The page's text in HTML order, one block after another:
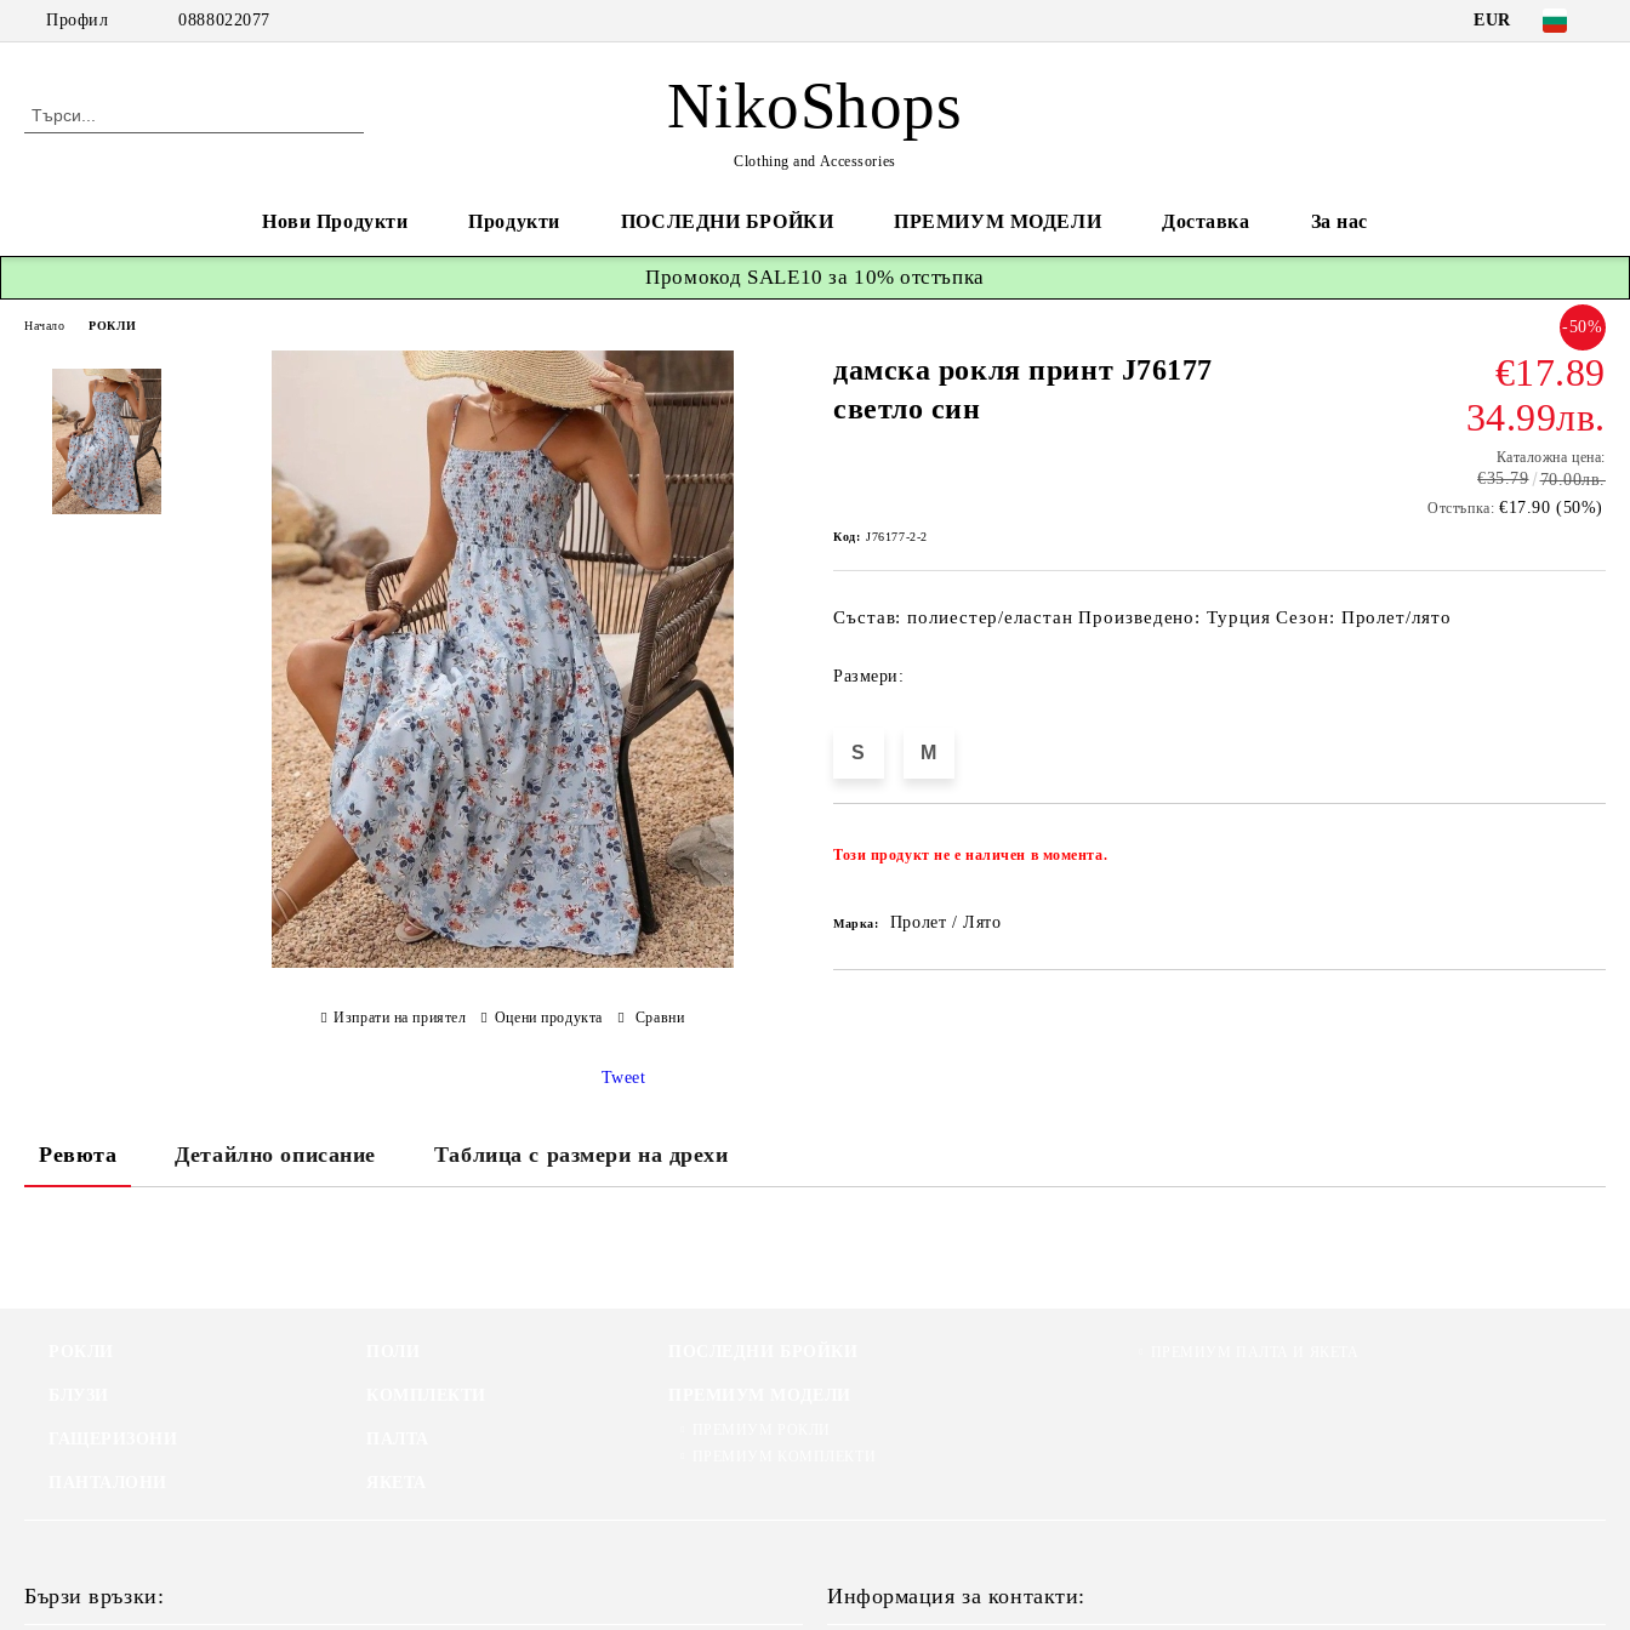
Профил 0888022077 EUR
NikoShops
Clothing and Accessories
Нови Продукти Продукти ПОСЛЕДНИ БРОЙКИ ПРЕМИУМ МОДЕЛИ Доставка За нас
Промокод SALE10 за 10% отстъпка
Начало РОКЛИ
дамска рокля принт J76177
светло син
-50%
€17.89
34.99лв.
Каталожна цена:
€35.79 70.00лв.
Отстъпка: €17.90 (50%)
Код: J76177-2-2
Състав: полиестер/еластан Произведено: Турция Сезон: Пролет/лято
Размери:
S M
Този продукт не е наличен в момента.
Марка: Пролет / Лято
Изпрати на приятел Оцени продукта Сравни
Tweet
Ревюта Детайлно описание Таблица с размери на дрехи
Бързи връзки: Информация за контакти: